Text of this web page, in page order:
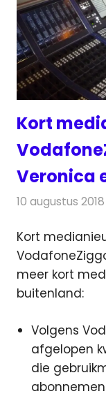
Kort
Veronica
10 augustus 2018
Kort
meer kort
buitenland:
Volgens
afgelopen
die